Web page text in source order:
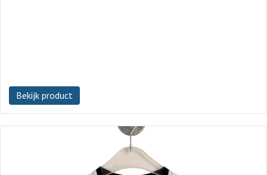
Bekijk product